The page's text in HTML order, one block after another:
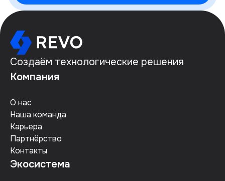
Создаём технологические решения
Компания
О нас
Наша команда
Карьера
Партнёрство
Контакты
Экосистема